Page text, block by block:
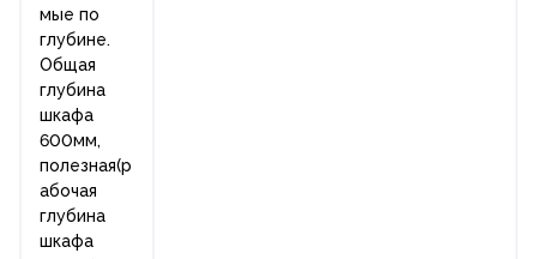
мые по
глубине.
Общая
глубина
шкафа
600мм,
полезная(р
абочая
глубина
шкафа